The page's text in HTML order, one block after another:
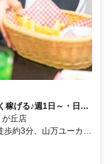
稼げる♪週1日～・日払
丘店
約3分、山万ユーカリ
カリが丘徒歩約3分